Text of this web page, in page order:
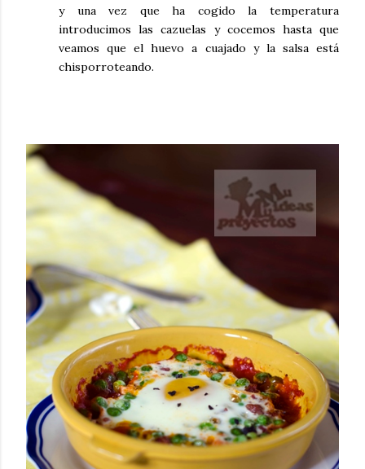
y una vez que ha cogido la temperatura
introducimos las cazuelas y cocemos hasta que
veamos que el huevo a cuajado y la salsa está
chisporroteando.